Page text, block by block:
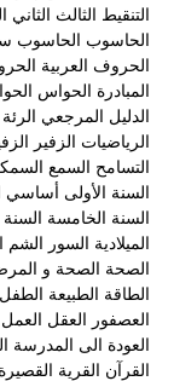
التنقيط الثالث الثاني
الحاسوب الحاسوب
الحروف العربية
المبادرة الحواس
الدليل المرجعي الرئة
الرياضيات الزفير
التسامح السمع
السنة الأولى أساسي
السنة الخامسة
الميلادية السور الشم
الصحة الصحة و
الطاقة الطبيعة
العصفور العقل العمل
العودة الى المدرسة
القرآن القرية القصيرة